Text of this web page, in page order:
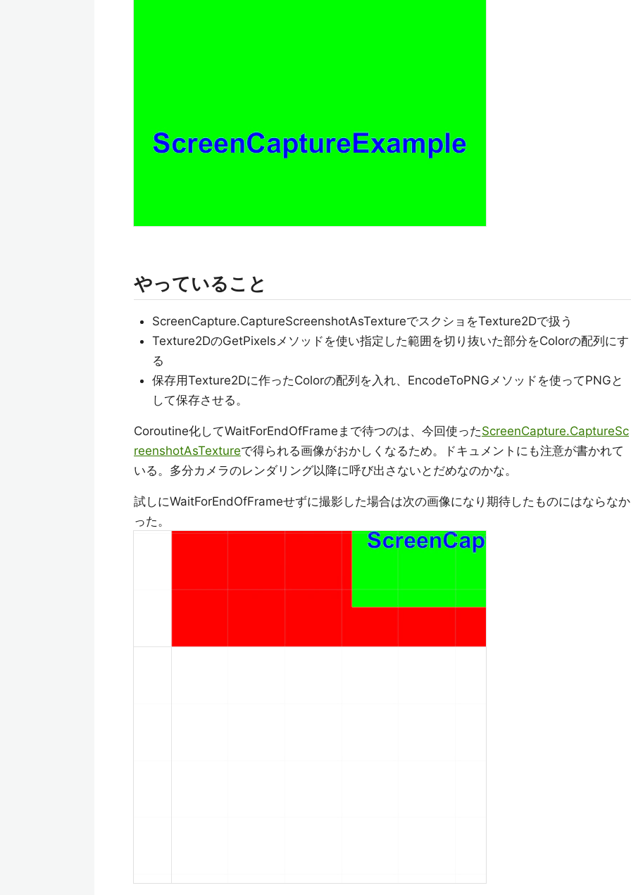
やっていること
ScreenCapture.CaptureScreenshotAsTextureでスクショをTexture2Dで扱う
Texture2DのGetPixelsメソッドを使い指定した範囲を切り抜いた部分をColorの配列にす
る
保存用Texture2Dに作ったColorの配列を入れ、EncodeToPNGメソッドを使ってPNGと
して保存させる。
Coroutine化してWaitForEndOfFrameまで待つのは、今回使ったScreenCapture.CaptureSc
reenshotAsTextureで得られる画像がおかしくなるため。ドキュメントにも注意が書かれて
いる。多分カメラのレンダリング以降に呼び出さないとだめなのかな。
試しにWaitForEndOfFrameせずに撮影した場合は次の画像になり期待したものにはならなか
った。